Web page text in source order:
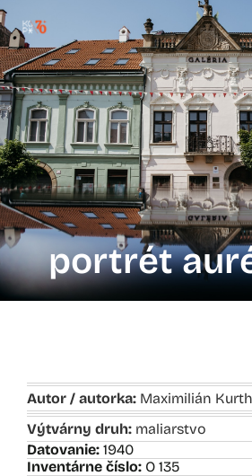
portrét
Autor / autorka: Maximilián Kurth
Výtvárny druh: maliarstvo
Datovanie: 1940
Inventárne číslo: O 135